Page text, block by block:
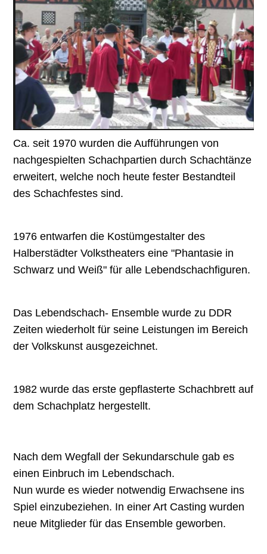
Ca. seit 1970 wurden die Aufführungen von
nachgespielten Schachpartien durch Schachtänze
erweitert, welche noch heute fester Bestandteil
des Schachfestes sind.
1976 entwarfen die Kostümgestalter des
Halberstädter Volkstheaters eine "Phantasie in
Schwarz und Weiß" für alle Lebendschachfiguren.
Das Lebendschach- Ensemble wurde zu DDR
Zeiten wiederholt für seine Leistungen im Bereich
der Volkskunst ausgezeichnet.
1982 wurde das erste gepflasterte Schachbrett auf
dem Schachplatz hergestellt.
Nach dem Wegfall der Sekundarschule gab es
einen Einbruch im Lebendschach.
Nun wurde es wieder notwendig Erwachsene ins
Spiel einzubeziehen. In einer Art Casting wurden
neue Mitglieder für das Ensemble geworben.